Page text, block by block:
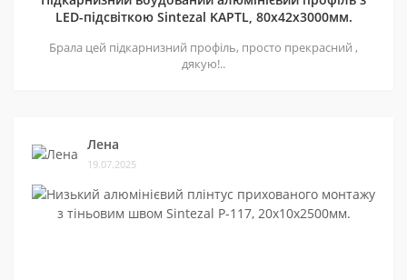
LED-підсвіткою Sintezal KAPTL, 80х42x3000мм.
Брала цей підкарнизний профіль, просто прекрасний ,
дякую!..
Лена
19.07.2025